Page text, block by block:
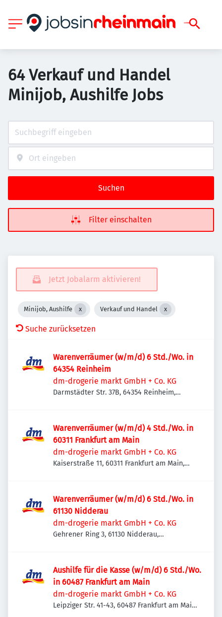
64 Verkauf und Handel
Minijob, Aushilfe Jobs
Suchen
Filter einschalten
Jetzt Jobalarm aktivieren!
Minijob, Aushilfe Verkauf und Handel
Suche zurücksetzen
Warenverräumer (w/m/d) 6 Std./Wo. in
64354 Reinheim
dm-drogerie markt GmbH + Co. KG
Darmstädter Str. 37B, 64354 Reinheim,
Warenverräumer (w/m/d) 4 Std./Wo. in
60311 Frankfurt am Main
dm-drogerie markt GmbH + Co. KG
Kaiserstraße 11, 60311 Frankfurt am Main,
Warenverräumer (w/m/d) 6 Std./Wo. in
61130 Nidderau
dm-drogerie markt GmbH + Co. KG
Gehrener Ring 3, 61130 Nidderau,
Aushilfe für die Kasse (w/m/d) 6 Std./Wo.
in 60487 Frankfurt am Main
dm-drogerie markt GmbH + Co. KG
Leipziger Str. 41-43, 60487 Frankfurt am Main,